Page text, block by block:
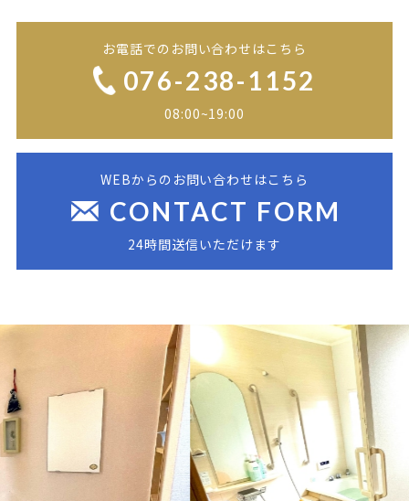
お電話でのお問い合わせはこちら
076-238-1152
08:00~19:00
WEBからのお問い合わせはこちら
CONTACT FORM
24時間送信いただけます